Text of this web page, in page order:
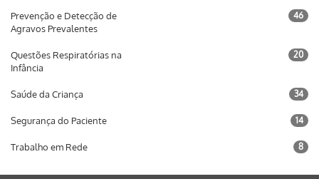
Prevenção e Detecção de
Agravos Prevalentes
46
Questões Respiratórias na
Infância
20
Saúde da Criança 34
Segurança do Paciente 14
Trabalho em Rede 8